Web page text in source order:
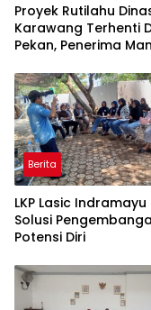
Proyek Rutilahu
Karawang Terhenti
Pekan, Penerima
Berita
LKP Lasic
Solusi
Potensi Diri